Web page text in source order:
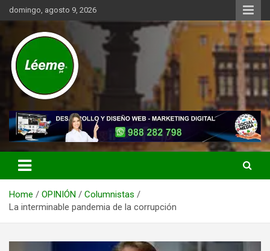
Skip
to
domingo, agosto 9, 2026
Léeme.pe
Noticias de actualidad del mundo distrital, vecinal, municipal y de
negocios a nivel de Lima Metropolitana, sin descuidar las noticias
de alcance nacional.
Home OPINIÓN
Columnistas
La interminable pandemia de la corrupción